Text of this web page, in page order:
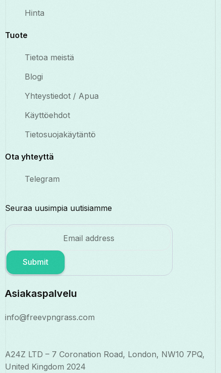
Hinta
Tuote
Tietoa meistä
Blogi
Yhteystiedot / Apua
Käyttöehdot
Tietosuojakäytäntö
Ota yhteyttä
Telegram
Seuraa uusimpia uutisiamme
Submit
Asiakaspalvelu
info@freevpngrass.com
A24Z LTD – 7 Coronation Road, London, NW10 7PQ,
United Kingdom 2024